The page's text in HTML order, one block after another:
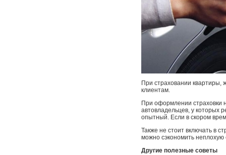
При страховании квартиры,
клиентам.
При оформлении страховки
автовладельцев, у которых
опытный. Если в скором
Также не стоит включать в
можно сэкономить неплохую
Другие полезные советы